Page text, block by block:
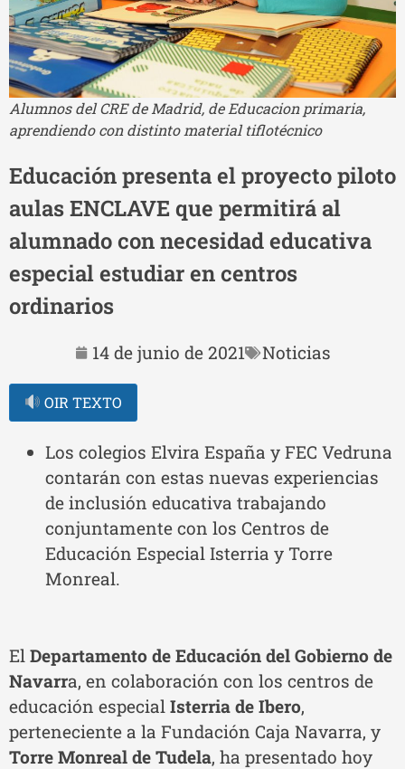
Alumnos del CRE de Madrid, de Educacion primaria,
aprendiendo con distinto material tiflotécnico
Educación presenta el proyecto piloto
aulas ENCLAVE que permitirá al
alumnado con necesidad educativa
especial estudiar en centros
ordinarios
14 de junio de 2021 Noticias
OIR TEXTO
Los colegios Elvira España y FEC Vedruna
contarán con estas nuevas experiencias
de inclusión educativa trabajando
conjuntamente con los Centros de
Educación Especial Isterria y Torre
Monreal.
El Departamento de Educación del Gobierno de
Navarra, en colaboración con los centros de
educación especial Isterria de Ibero,
perteneciente a la Fundación Caja Navarra, y
Torre Monreal de Tudela, ha presentado hoy